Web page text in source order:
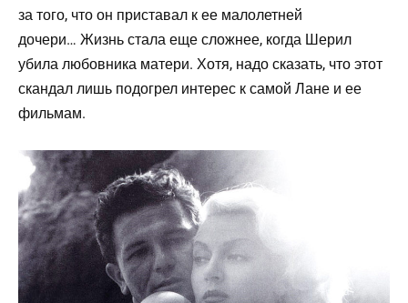
за того, что он приставал к ее малолетней
дочери… Жизнь стала еще сложнее, когда Шерил
убила любовника матери. Хотя, надо сказать, что этот
скандал лишь подогрел интерес к самой Лане и ее
фильмам.